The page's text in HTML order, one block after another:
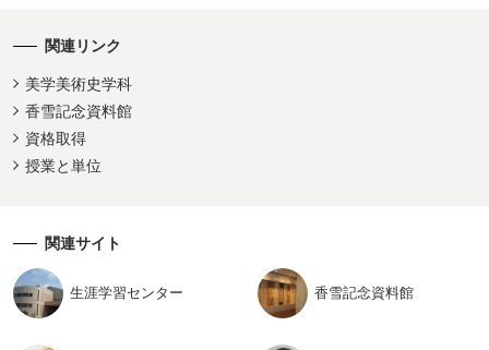
関連リンク
美学美術史学科
香雪記念資料館
資格取得
授業と単位
関連サイト
生涯学習センター 香雪記念資料館